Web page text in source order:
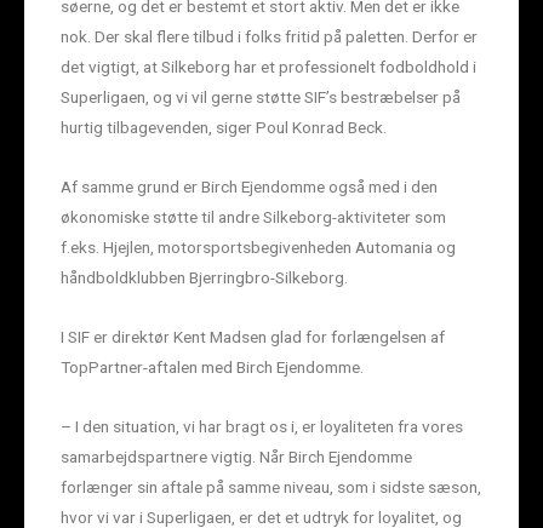
søerne, og det er bestemt et stort aktiv. Men det er ikke
nok. Der skal flere tilbud i folks fritid på paletten. Derfor er
det vigtigt, at Silkeborg har et professionelt fodboldhold i
Superligaen, og vi vil gerne støtte SIF’s bestræbelser på
hurtig tilbagevenden, siger Poul Konrad Beck.
Af samme grund er Birch Ejendomme også med i den
økonomiske støtte til andre Silkeborg-aktiviteter som
f.eks. Hjejlen, motorsportsbegivenheden Automania og
håndboldklubben Bjerringbro-Silkeborg.
I SIF er direktør Kent Madsen glad for forlængelsen af
TopPartner-aftalen med Birch Ejendomme.
– I den situation, vi har bragt os i, er loyaliteten fra vores
samarbejdspartnere vigtig. Når Birch Ejendomme
forlænger sin aftale på samme niveau, som i sidste sæson,
hvor vi var i Superligaen, er det et udtryk for loyalitet, og